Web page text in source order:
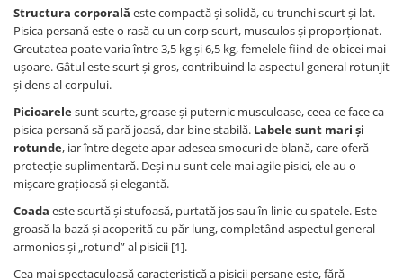
Pernuțe
Semi-umede
Proteice
Umede
Îngrijire Pisici
Așternut Igienic Pisici
Igienă Pisici
Antiparazitare Pisici
Perii & Piepteni Pisici
Accesorii Pisici
Culcușuri & Saltele Pisici
Structura corporală este compactă și solidă, cu trunchi scurt și lat.
Pisica persană este o rasă cu un corp scurt, musculos și proporționat.
Greutatea poate varia între 3,5 kg și 6,5 kg, femelele fiind de obicei mai
ușoare. Gâtul este scurt și gros, contribuind la aspectul general rotunjit
și dens al corpului.
Picioarelesunt scurte, groase și puternic musculoase, ceea ce face ca
pisica persană să pară joasă, dar bine stabilă. Labele sunt mari și
rotunde, iar între degete apar adesea smocuri de blană, care oferă
protecție suplimentară. Deși nu sunt cele mai agile pisici, ele au o
mișcare grațioasă și elegantă.
Coada este scurtă și stufoasă, purtată jos sau în linie cu spatele. Este
groasă la bază și acoperită cu păr lung, completând aspectul general
armonios și „rotund” al pisicii [1].
Cea mai spectaculoasă caracteristică a pisicii persane este, fără